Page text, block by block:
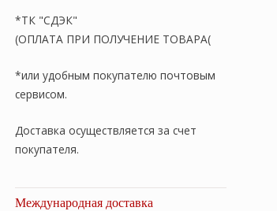
*ТК "СДЭК"
(ОПЛАТА ПРИ ПОЛУЧЕНИЕ ТОВАРА(
*или удобным покупателю почтовым
сервисом.
Доставка осуществляется за счет
покупателя.
Международная доставка